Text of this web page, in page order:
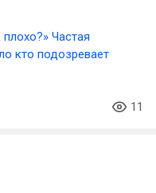
Частая
кто подозревает
11